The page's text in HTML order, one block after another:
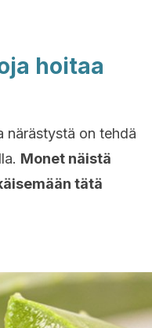
hoitaa
närästystä on tehdä
Monet näistä
tätä